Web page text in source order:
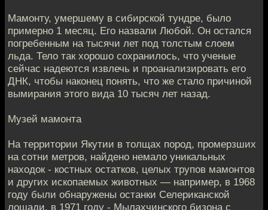
Мамонту, умершему в сибирской тундре, было
примерно 1 месяц. Его назвали Любой. Он остался
погребенным на тысячи лет под толстым слоем
льда. Тело так хорошо сохранилось, что ученые
сейчас надеются извлечь и проанализировать его
ДНК, чтобы наконец понять, что же стало причиной
вымирания этого вида 10 тысяч лет назад.
Музей мамонта
На территории Якутии в толщах пород, промерзших
на сотни метров, найдено немало уникальных
находок - костных остатков, целых трупов мамонтов
и других ископаемых животных — например, в 1968
году были обнаружены останки Селериканской
лошади, в 1971 году - Мылахчинского бизона с